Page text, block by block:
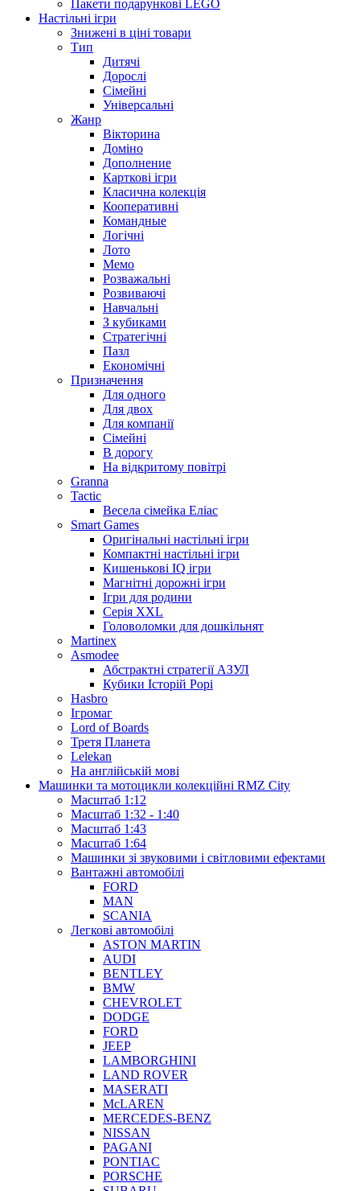
Пакети подарункові LEGO
Настільні ігри
Знижені в ціні товари
Тип
Дитячі
Дорослі
Сімейні
Універсальні
Жанр
Вікторина
Доміно
Дополнение
Карткові ігри
Класична колекція
Кооперативні
Командные
Логічні
Лото
Мемо
Розважальні
Розвиваючі
Навчальні
З кубиками
Стратегічні
Пазл
Економічні
Призначення
Для одного
Для двох
Для компанії
Сімейні
В дорогу
На відкритому повітрі
Granna
Tactic
Весела сімейка Еліас
Smart Games
Оригінальні настільні ігри
Компактні настільні ігри
Кишенькові IQ ігри
Магнітні дорожні ігри
Ігри для родини
Серія XXL
Головоломки для дошкільнят
Martinex
Asmodee
Абстрактні стратегії АЗУЛ
Кубики Історій Рорі
Hasbro
Ігромаг
Lord of Boards
Третя Планета
Lelekan
На англійській мові
Машинки та мотоцикли колекційні RMZ City
Масштаб 1:12
Масштаб 1:32 - 1:40
Масштаб 1:43
Масштаб 1:64
Машинки зі звуковими і світловими ефектами
Вантажні автомобілі
FORD
MAN
SCANIA
Легкові автомобілі
ASTON MARTIN
AUDI
BENTLEY
BMW
CHEVROLET
DODGE
FORD
JEEP
LAMBORGHINI
LAND ROVER
MASERATI
McLAREN
MERCEDES-BENZ
NISSAN
PAGANI
PONTIAC
PORSCHE